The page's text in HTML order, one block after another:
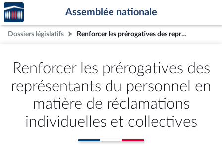
Aller au contenu
Aller en bas de la page
Accèder
à la
page
d'accueil
Assemblée nationale
Dossiers législatifs Renforcer les prérogatives des représentants du personnel en matière de réclamations individuelles et collectives
Renforcer les prérogatives des
représentants du personnel en
matière de réclamations
individuelles et collectives